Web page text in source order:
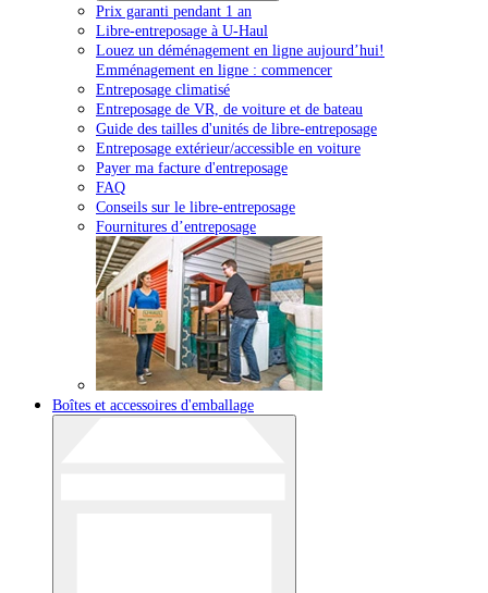
Prix garanti pendant 1 an
Libre-entreposage à U-Haul
Louez un déménagement en ligne aujourd’hui!
Emménagement en ligne : commencer
Entreposage climatisé
Entreposage de VR, de voiture et de bateau
Guide des tailles d'unités de libre-entreposage
Entreposage extérieur/accessible en voiture
Payer ma facture d'entreposage
FAQ
Conseils sur le libre-entreposage
Fournitures d’entreposage
Boîtes et accessoires d'emballage